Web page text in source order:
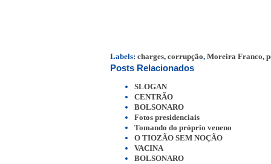
Labels: charges, corrupção, Moreira Franco,
Posts Relacionados
SLOGAN
CENTRÃO
BOLSONARO
Fotos presidenciais
Tomando do próprio veneno
O TIOZÃO SEM NOÇÃO
VACINA
BOLSONARO